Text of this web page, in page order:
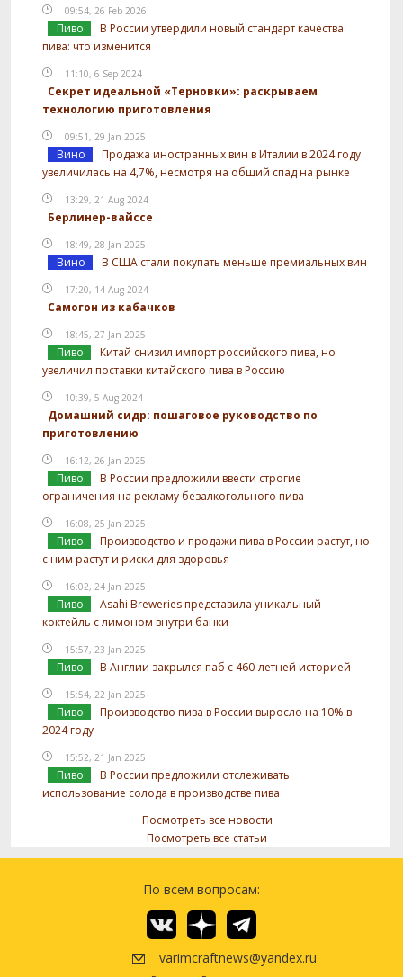
09:54, 26 Feb 2026
Пиво
В России утвердили новый стандарт качества
пива: что изменится
11:10, 6 Sep 2024
Секрет идеальной «Терновки»: раскрываем
технологию приготовления
09:51, 29 Jan 2025
Вино
Продажа иностранных вин в Италии в 2024 году
увеличилась на 4,7%, несмотря на общий спад на рынке
13:29, 21 Aug 2024
Берлинер-вайссе
18:49, 28 Jan 2025
Вино В США стали покупать меньше премиальных вин
17:20, 14 Aug 2024
Самогон из кабачков
18:45, 27 Jan 2025
Пиво
Китай снизил импорт российского пива, но
увеличил поставки китайского пива в Россию
10:39, 5 Aug 2024
Домашний сидр: пошаговое руководство по
приготовлению
16:12, 26 Jan 2025
Пиво
В России предложили ввести строгие
ограничения на рекламу безалкогольного пива
16:08, 25 Jan 2025
Пиво
Производство и продажи пива в России растут, но
с ним растут и риски для здоровья
16:02, 24 Jan 2025
Пиво
Asahi Breweries представила уникальный
коктейль с лимоном внутри банки
15:57, 23 Jan 2025
Пиво В Англии закрылся паб с 460-летней историей
15:54, 22 Jan 2025
Пиво
Производство пива в России выросло на 10% в
2024 году
15:52, 21 Jan 2025
Пиво
В России предложили отслеживать
использование солода в производстве пива
Посмотреть все новости
Посмотреть все статьи
По всем вопросам:
varimcraftnews@yandex.ru